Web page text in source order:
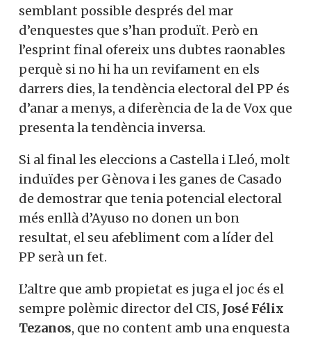
semblant possible després del mar
d’enquestes que s’han produït. Però en
l’esprint final ofereix uns dubtes raonables
perquè si no hi ha un revifament en els
darrers dies, la tendència electoral del PP és
d’anar a menys, a diferència de la de Vox que
presenta la tendència inversa.
Si al final les eleccions a Castella i Lleó, molt
induïdes per Gènova i les ganes de Casado
de demostrar que tenia potencial electoral
més enllà d’Ayuso no donen un bon
resultat, el seu afebliment com a líder del
PP serà un fet.
L’altre que amb propietat es juga el joc és el
sempre polèmic director del CIS, José Félix
Tezanos, que no content amb una enquesta